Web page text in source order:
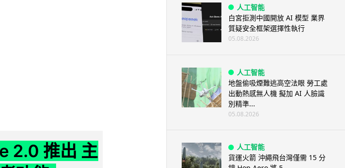
2.0 推出 主
人工智能
白宮拒測中國開放 AI 模型 業界
質疑安全框架選擇性執行
05.08.2026
人工智能
地盤偷吸煙難逃高空法眼 勞工處
出動熱感無人機 擬加 AI 人臉識
別精準...
05.08.2026
人工智能
貨運火箭 沖繩飛台灣僅需 15 分